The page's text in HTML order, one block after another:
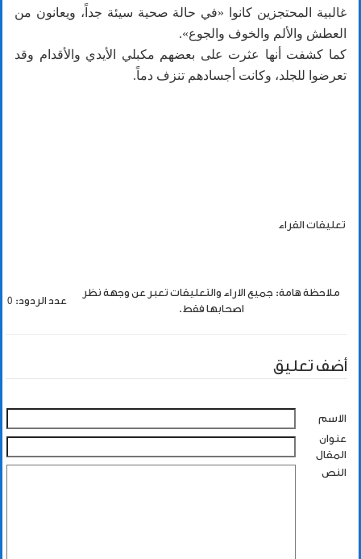
غالبية المحتجزين كانوا «في حالة صحية سيئة جداً، ويعانون من
العطش والألم والخوف والجوع».
كما كشفت أنها عثرت على بعضهم مكبلي الأيدي والأقدام وقد
تعرضوا للجلد، وكانت أجسادهم تنزف دماً.
تعليقات القراء
ملاحظة هامة: جميع الاراء والتعليقات تعبر عن وجهة نظر
اصحابها فقط.
عدد الردود: 0
أضف تعليق
الاسم
عنوان
المقال
النص